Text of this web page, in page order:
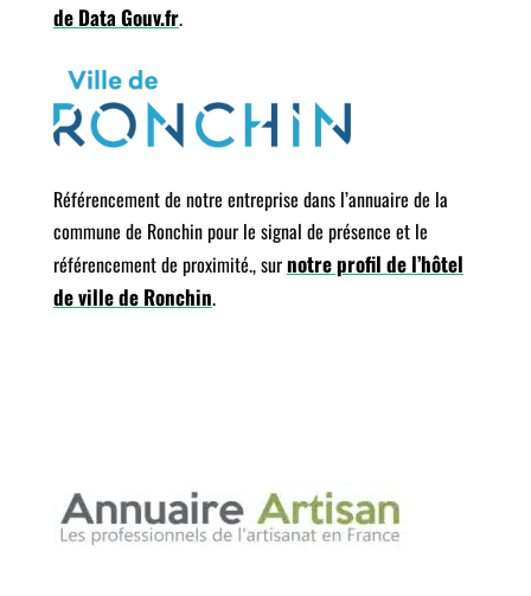
de Data Gouv.fr.
Référencement de notre entreprise dans l’annuaire de la
commune de Ronchin pour le signal de présence et le
référencement de proximité., surnotre profil de l’hôtel
de ville de Ronchin.